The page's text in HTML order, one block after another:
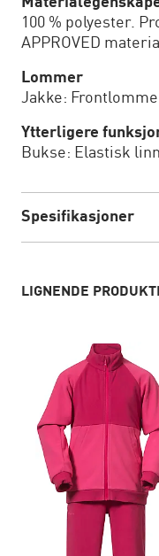
100 % polyester.
APPROVED
Lommer
Jakke:
Ytterligere
Bukse: Elastisk
Spesifikasjoner
LIGNENDE